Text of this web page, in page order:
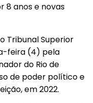
8 anos e novas
Tribunal Superior
feira (4) pela
do Rio de
de poder político e
em 2022.